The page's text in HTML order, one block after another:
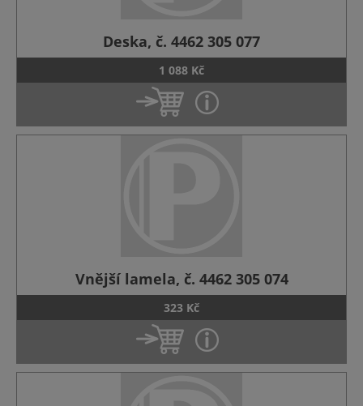
Deska, č. 4462 305 077
1 088 Kč
Vnější lamela, č. 4462 305 074
323 Kč